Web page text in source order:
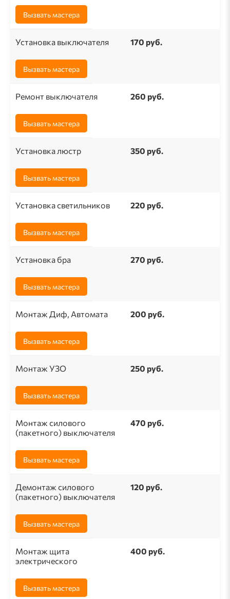
Вызвать мастера
Установка выключателя 170 руб.
Вызвать мастера
Ремонт выключателя 260 pуб.
Вызвать мастера
Установка люстр 350 руб.
Вызвать мастера
Установка светильников 220 руб.
Вызвать мастера
Установка бра 270 руб.
Вызвать мастера
Монтаж Диф, Автомата 200 руб.
Вызвать мастера
Монтаж УЗО 250 руб.
Вызвать мастера
Монтаж силового
(пакетного) выключателя
470 руб.
Вызвать мастера
Демонтаж силового
(пакетного) выключателя
120 руб.
Вызвать мастера
Монтаж щита
электрического
400 руб.
Вызвать мастера